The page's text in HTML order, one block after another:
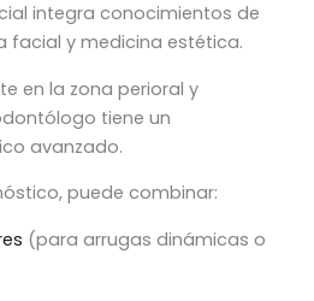
integra conocimientos de
y medicina estética.
en la zona perioral y
tiene un
avanzado.
puede combinar:
(para arrugas dinámicas o